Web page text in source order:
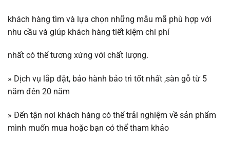
khách hàng tìm và lựa chọn những mẫu mã phù hợp với
nhu cầu và giúp khách hàng tiết kiệm chi phí
nhất có thể tương xứng với chất lượng.
» Dịch vụ lắp đặt, bảo hành bảo trì tốt nhất ,sàn gỗ từ 5
năm đên 20 năm
» Đến tận nơi khách hàng có thể trải nghiệm về sản phẩm
mình muốn mua hoặc bạn có thể tham khảo